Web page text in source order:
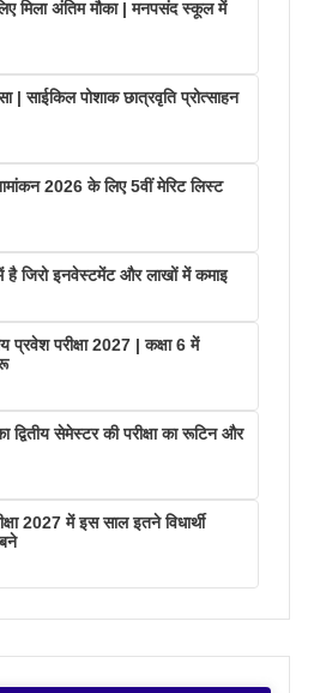
मिला अंतिम मौका | मनपसंद स्कूल में
| साईकिल पोशाक छात्रवृति प्रोत्साहन
2026 के लिए 5वीं मेरिट लिस्ट
है जिरो इनवेस्टमेंट और लाखों में कमाइ
प्रवेश परीक्षा 2027 | कक्षा 6 में
सेमेस्टर की परीक्षा का रूटिन और
2027 में इस साल इतने विधार्थी